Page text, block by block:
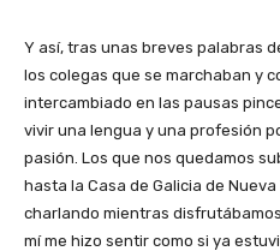
Y así, tras unas breves palabras
los colegas que se marchaban y
intercambiado en las pausas
vivir una lengua y una profesión
pasión. Los que nos quedamos
hasta la Casa de Galicia de
charlando mientras
mí me hizo sentir como si ya